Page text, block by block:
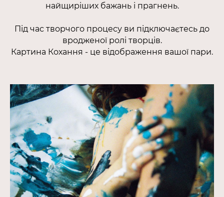
найщиріших бажань і прагнень.
Під час творчого процесу ви підключаєтесь до
вродженої ролі творців.
Картина Кохання - це відображення вашої пари.